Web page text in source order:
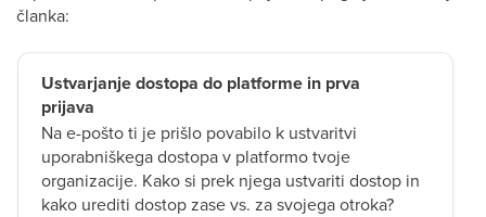
članka:
Ustvarjanje dostopa do platforme in prva
prijava
Na e-pošto ti je prišlo povabilo k ustvaritvi
uporabniškega dostopa v platformo tvoje
organizacije. Kako si prek njega ustvariti dostop in
kako urediti dostop zase vs. za svojega otroka?